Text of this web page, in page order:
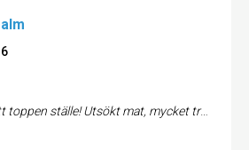
ställe! Utsökt mat, mycket trevlig personal och mysig restaurang, rekommenderar varmt!!